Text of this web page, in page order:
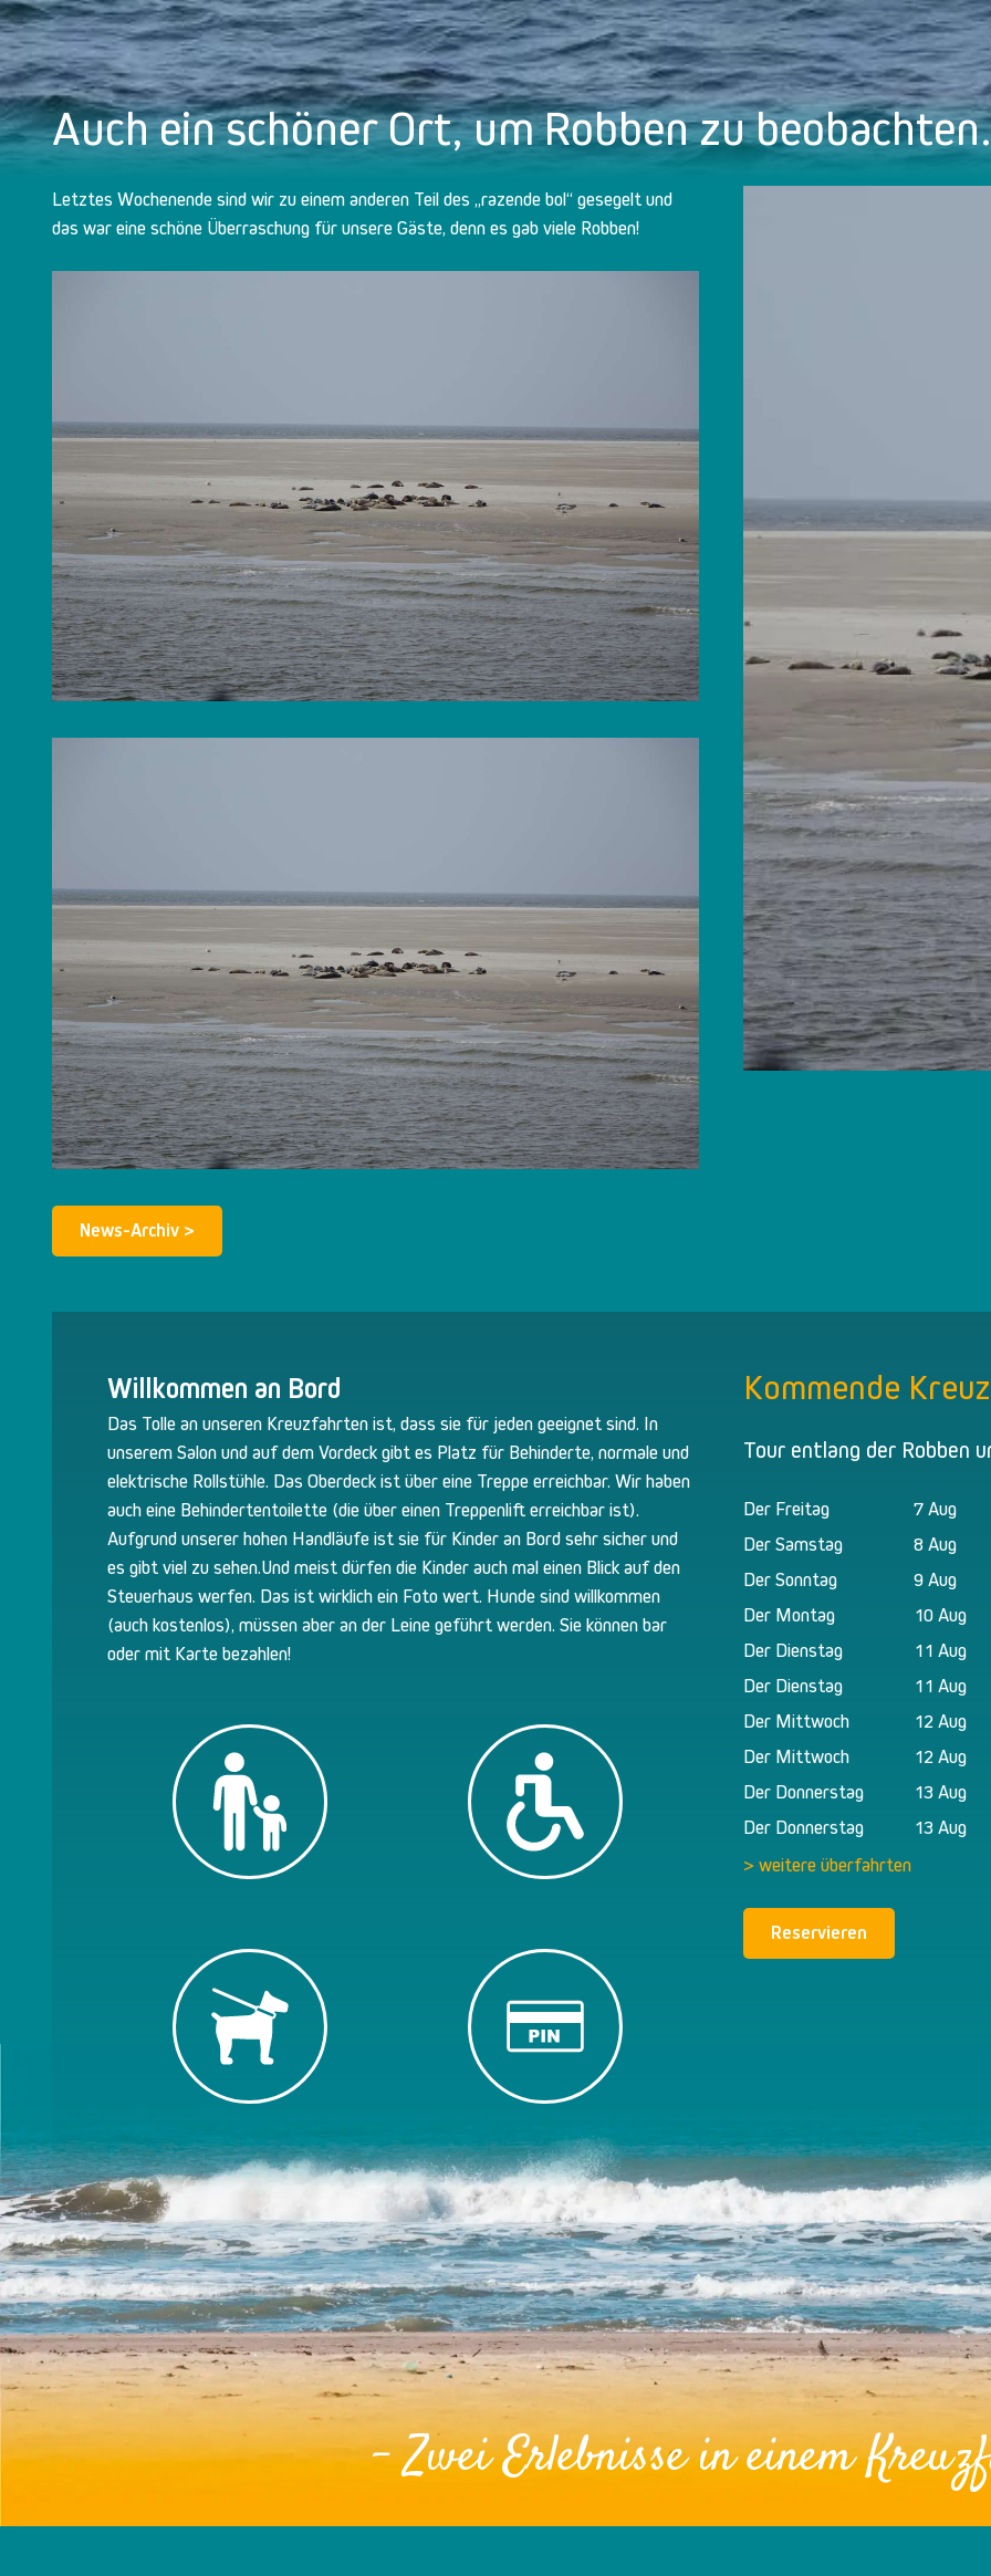
Auch ein schöner Ort, um Robben zu beobachten.
Letztes Wochenende sind wir zu einem anderen Teil des „razende bol“ gesegelt und
das war eine schöne Überraschung für unsere Gäste, denn es gab viele Robben!
News-Archiv >
Willkommen an Bord
Das Tolle an unseren Kreuzfahrten ist, dass sie für jeden geeignet sind. In
unserem Salon und auf dem Vordeck gibt es Platz für Behinderte, normale und
elektrische Rollstühle. Das Oberdeck ist über eine Treppe erreichbar. Wir haben
auch eine Behindertentoilette (die über einen Treppenlift erreichbar ist).
Aufgrund unserer hohen Handläufe ist sie für Kinder an Bord sehr sicher und
es gibt viel zu sehen.Und meist dürfen die Kinder auch mal einen Blick auf den
Steuerhaus werfen. Das ist wirklich ein Foto wert. Hunde sind willkommen
(auch kostenlos), müssen aber an der Leine geführt werden. Sie können bar
oder mit Karte bezahlen!
Kommende
Tour entlang der Robben
Der Freitag
7 Aug
Der Samstag
8 Aug
Der Sonntag
9 Aug
Der Montag
10 Aug
Der Dienstag
11 Aug
Der Dienstag
11 Aug
Der Mittwoch
12 Aug
Der Mittwoch
12 Aug
Der Donnerstag
13 Aug
Der Donnerstag
13 Aug
> weitere überfahrten
Reservieren
- Zwei Erlebnissein einem